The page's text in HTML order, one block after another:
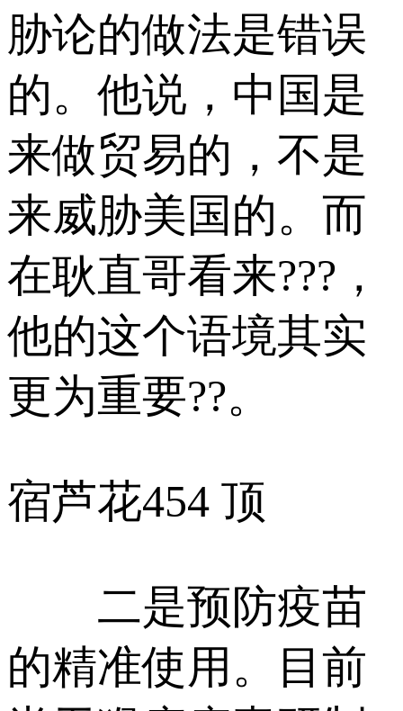
胁论的做法是错误
的。他说，中国是
来做贸易的，不是
来威胁美国的。而
在耿直哥看来???，
他的这个语境其实
更为重要??。
宿芦花454 顶
二是预防疫苗
的精准使用。目前